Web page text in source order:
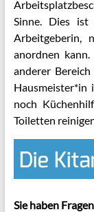
Sinne. Dies ist
Arbeitgeberin,
anordnen
anderer
Hausmeister*in
noch
Toiletten
Sie haben